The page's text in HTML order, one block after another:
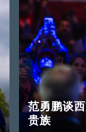
范勇鹏谈
贵族